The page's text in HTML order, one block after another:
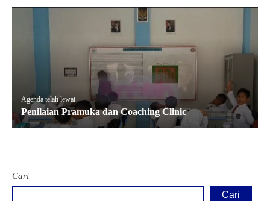
Agenda telah lewat
Penilaian Pramuka dan Coaching Clinic
Cari
Cari